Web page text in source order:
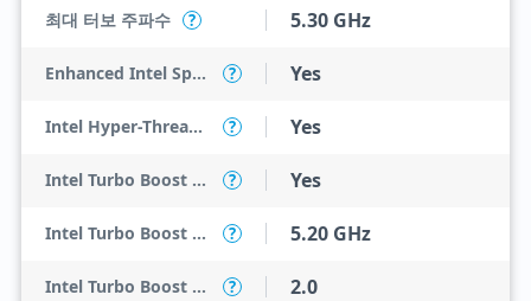
최대 터보 주파수 ? 5.30 GHz
Enhanced Intel SpeedStep Technology ? Yes
Intel Hyper-Threading Technology ? Yes
Intel Turbo Boost Max Technology 3.0 ? Yes
Intel Turbo Boost Max Technology 3.0 Frequency ? 5.20 GHz
Intel Turbo Boost Technology ? 2.0